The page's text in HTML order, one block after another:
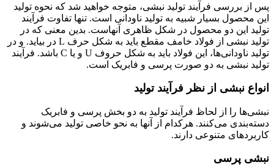
پس از بررسی فرآیند تولید نبشی، متوجه خواهید شد که نحوه تولید
این محصول بسیار شبیه به تولید ناودانی است. تنها تفاوت فرآیند
تولید این دو محصول در شکل ظاهری آنهاست. بدین معنی که در
تولید نبشی از فولاد خامف مقطع باید به شکل حرف L در بیاید. و در
تولید ناودانی‌ها، این فولاد باید به شکل حروف U و یا C باشد. فرآیند
تولید نبشی به دو صورت پرسی و فابریک است.
انواع نبشی از نظر فرآیند تولید
نبشی‌ها را از لحاظ فرآیند تولید به دو بخش پرسی و فابریک
دسته‌بندی می‌کنند. هرکدام از آنها به نحو خاصی تولید می‌شوند و
کاربردهای متنوعی دارند.
نبشی پرسی